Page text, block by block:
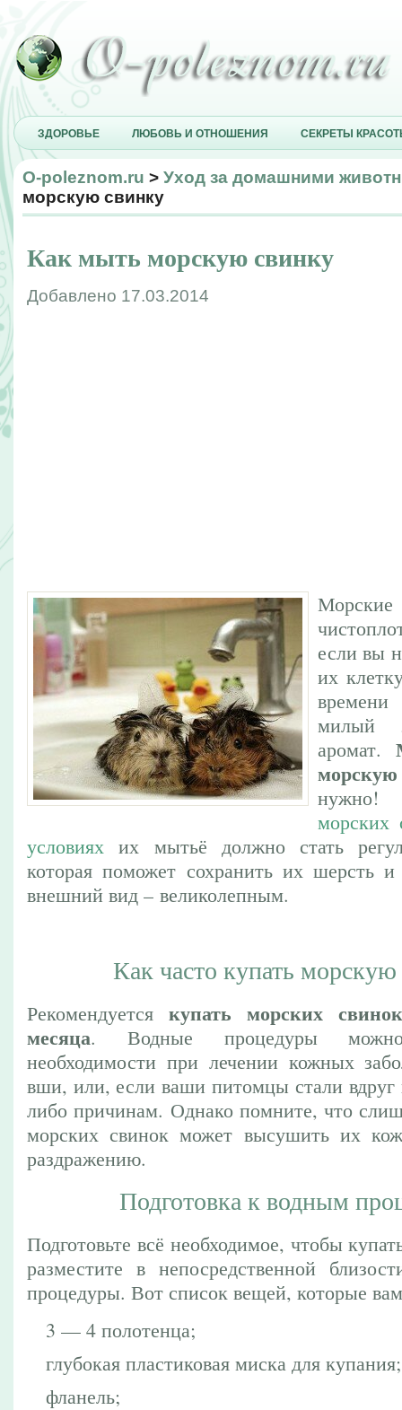
ЗДОРОВЬЕ ЛЮБОВЬ И ОТНОШЕНИЯ СЕКРЕТЫ
O-poleznom.ru > Уход за домашними
морскую свинку
Как мыть морскую свинку
Добавлено 17.03.2014
если вы
их
милый
аромат.
морских
условиях их мытьё должно стать
которая поможет сохранить их шерсть
внешний вид – великолепным.
Как часто купать
Рекомендуетсякупать морских
месяца. Водные процедуры
необходимости при лечении кожных
вши, или, если ваши питомцы стали
либо причинам. Однако помните, что
морских свинок может высушить их
раздражению.
Подготовка к водным
Подготовьте всё необходимое, чтобы
разместите в непосредственной
процедуры. Вот список вещей, которые
3 — 4 полотенца;
глубокая пластиковая миска для купания;
фланель;